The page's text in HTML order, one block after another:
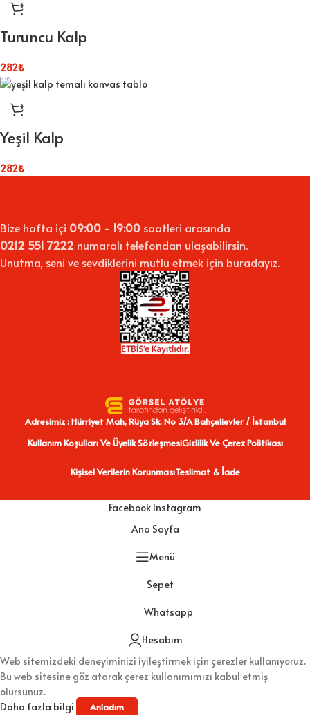
Turuncu Kalp
282₺
Yeşil Kalp
282₺
Bize hafta içi 09:00 - 19:00 saatleri arasında
0212 551 7222 numaralı telefondan ulaşabilirsin.
Unutma, seni ve sevdiklerini mutlu etmek için buradayız.
Adresimiz : Hürriyet Mah, Rüya Sk. No 3/A Bahçelievler / İstanbul
Kullanım Koşulları Ve Üyelik SözleşmesiGizlilik Ve Çerez Politikası
Kişisel Verilerin KorunmasıTeslimat & İade
Facebook Instagram
Ana Sayfa
Menü
Sepet
Whatsapp
Hesabım
Web sitemizdeki deneyiminizi iyileştirmek için çerezler kullanıyoruz.
Bu web sitesine göz atarak çerez kullanımımızı kabul etmiş
olursunuz.
Daha fazla bilgi
Anladım